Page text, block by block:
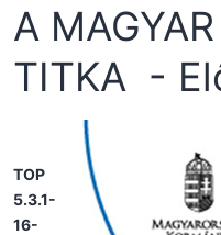
A
TITKA -
TOP
5.3.1-
16-